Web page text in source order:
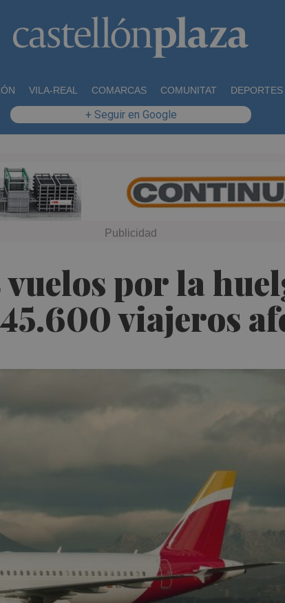
VILA-REAL COMARCAS COMUNITAT DEPORTES
+ Seguir en Google
por la
viajeros